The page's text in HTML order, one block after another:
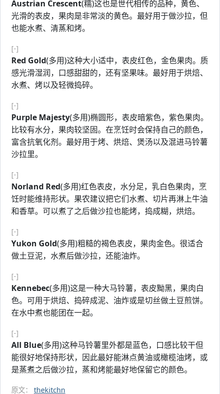
Austrian Crescent(糯)这也是世代相传的品种，黄色、
光滑的表皮，果肉是非常淡的黄色。最好用于做沙拉，但
也能水煮、清蒸和烤。
[-]
Red Gold(多用)这种大小适中，表皮红色，金色果肉。质
感光滑湿润，口感甜甜的，还有坚果味。最好用于烘焙、
水煮、烤以及轻微捣碎。
[-]
Purple Majesty(多用)椭圆形，表皮暗紫色，紫色果肉。
比较有水分，果肉较坚固。在烹饪时会保持自己的颜色，
富含抗氧化剂。最好用于烤、烘焙、煲汤以及混进马铃薯
沙拉里。
[-]
Norland Red(多用)红色表皮，水分足，乳白色果肉，烹
饪时能维持形状。果农建议把它们水煮、切片再淋上牛油
和香草。可以煮了之后做沙拉也能烤，捣成糊，烘焙。
[-]
Yukon Gold(多用)粗糙的褐色表皮，果肉金色。很适合
做土豆泥，水煮后做沙拉，还能油炸。
[-]
Kennebec(多用)这是一种大马铃薯，表皮黝黑，果肉白
色。可用于烘焙、捣碎成泥、油炸或是切丝做土豆煎饼。
在水中煮也能团在一起。
[-]
All Blue(多用)这种马铃薯里外都是蓝色，口感比较干但
能很好地保持形状，因此最好能淋点黄油或橄榄油烤，或
是蒸煮之后做沙拉，蒸和烤能最好地保留它的颜色。
原文： thekitchn